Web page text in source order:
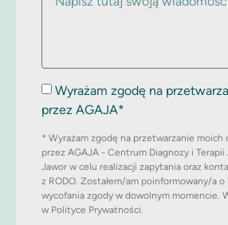
Wyrażam zgodę na
przez AGAJA*
* Wyrażam zgodę na przetwarzanie moich
przez AGAJA - Centrum Diagnozy i Terapii
Jawor w celu realizacji zapytania oraz
z RODO. Zostałem/am poinformowany/a o
wycofania zgody w dowolnym momencie.
w Polityce Prywatności.